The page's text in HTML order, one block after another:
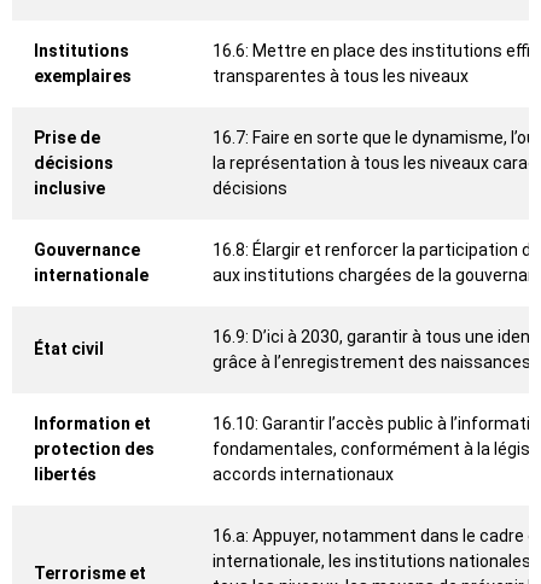
Institutions
exemplaires
16.6: Mettre en place des institutions
transparentes à tous les niveaux
Prise de
décisions
inclusive
16.7: Faire en sorte que le dynamisme,
la représentation à tous les niveaux
décisions
Gouvernance
internationale
16.8: Élargir et renforcer la participation
aux institutions chargées de la
État civil
16.9: D’ici à 2030, garantir à tous une
grâce à l’enregistrement des naissances
Information et
protection des
libertés
16.10: Garantir l’accès public à
fondamentales, conformément à la
accords internationaux
Terrorisme et
16.a: Appuyer, notamment dans le cadre
internationale, les institutions nationales